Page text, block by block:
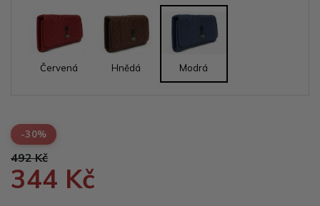
Červená Hnědá Modrá
-30%
492 Kč
344 Kč